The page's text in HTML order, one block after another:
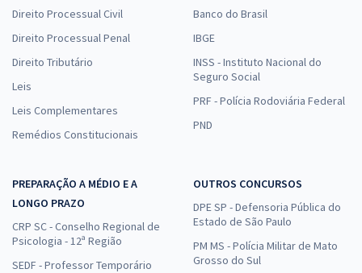
Direito Processual Civil
Direito Processual Penal
Direito Tributário
Leis
Leis Complementares
Remédios Constitucionais
Banco do Brasil
IBGE
INSS - Instituto Nacional do
Seguro Social
PRF - Polícia Rodoviária Federal
PND
PREPARAÇÃO A MÉDIO E A
LONGO PRAZO
CRP SC - Conselho Regional de
Psicologia - 12ª Região
SEDF - Professor Temporário
OUTROS CONCURSOS
DPE SP - Defensoria Pública do
Estado de São Paulo
PM MS - Polícia Militar de Mato
Grosso do Sul